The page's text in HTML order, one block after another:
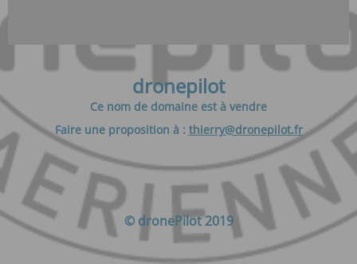
dronepilot
Ce nom de domaine est à vendre
Faire une proposition à : thierry@dronepilot.fr
© dronePilot 2019